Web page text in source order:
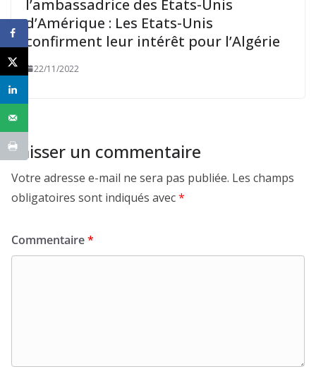
l’ambassadrice des Etats-Unis
d’Amérique : Les Etats-Unis
confirment leur intérêt pour l’Algérie
22/11/2022
Laisser un commentaire
Votre adresse e-mail ne sera pas publiée. Les champs
obligatoires sont indiqués avec*
Commentaire*